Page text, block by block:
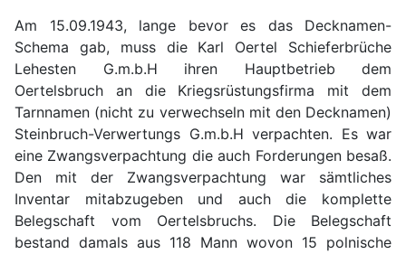
Am 15.09.1943, lange bevor es das Decknamen-
Schema gab, muss die Karl Oertel Schieferbrüche
Lehesten G.m.b.H ihren Hauptbetrieb dem
Oertelsbruch an die Kriegsrüstungsfirma mit dem
Tarnnamen (nicht zu verwechseln mit den Decknamen)
Steinbruch-Verwertungs G.m.b.H verpachten. Es war
eine Zwangsverpachtung die auch Forderungen besaß.
Den mit der Zwangsverpachtung war sämtliches
Inventar mitabzugeben und auch die komplette
Belegschaft vom Oertelsbruchs. Die Belegschaft
bestand damals aus 118 Mann wovon 15 polnische